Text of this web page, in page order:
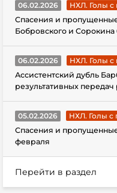
06.02.2026
НХЛ. Голы с
Спасения и
Бобровского и Сорокина
06.02.2026
НХЛ. Голы с
Ассистентский дубль
результативных
05.02.2026
НХЛ. Голы с
Спасения и
февраля
Перейти в раздел